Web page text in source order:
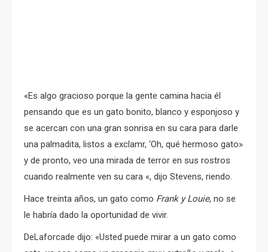
«Es algo gracioso porque la gente camina hacia él
pensando que es un gato bonito, blanco y esponjoso y
se acercan con una gran sonrisa en su cara para darle
una palmadita, listos a exclamr, ‘Oh, qué hermoso gato»
y de pronto, veo una mirada de terror en sus rostros
cuando realmente ven su cara «, dijo Stevens, riendo.
Hace treinta años, un gato como Frank y Louie, no se
le habría dado la oportunidad de vivir.
DeLaforcade dijo: «Usted puede mirar a un gato como